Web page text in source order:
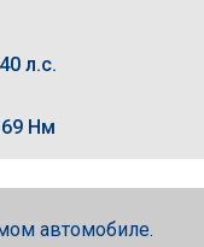
л.с.
Нм
автомобиле.